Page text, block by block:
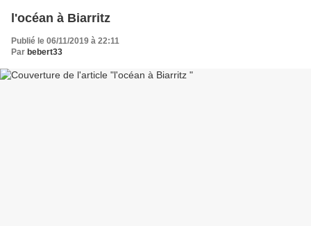
l'océan à Biarritz
Publié le 06/11/2019 à 22:11
Par bebert33